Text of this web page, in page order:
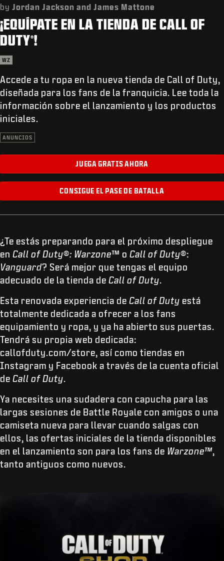
SOPORTE
REDEEM BETA CODE
XBOX GAME PASS
INICIAR SESIÓN
by Jordan Jackson and James Mattone
¡EQUÍPATE EN LA TIENDA DE CALL OF
DUTY®!
WZ
Accede a tu ropa en la nueva tienda de Call of Duty,
diseñada para los fans de la franquicia. Lee toda la
información sobre el lanzamiento y los productos
iniciales.
ANUNCIOS
JUEGA GRATIS AHORA
CONSIGUE EL PASE DE BATALLA
¿Te estás preparando para el próximo despliegue
en Call of Duty®: Warzone™ o Call of Duty®:
Vanguard? Será mejor que tengas el equipo
adecuado de la tienda de Call of Duty.
Esta renovada experiencia de Call of Duty está
totalmente dedicada a ofrecer a los fans
equipamiento y ropa, y ya ha abierto sus puertas.
Tendrá su propia web dedicada:
callofduty.com/store, así como tiendas en
Instagram y Facebook a través de la cuenta oficial
de Call of Duty.
Ya necesites una sudadera con capucha para las
largas sesiones de Battle Royale con amigos o una
camiseta nueva para llevar cuando salgas con
ellos, las ofertas iniciales de la tienda disponibles
en el lanzamiento son para los fans de Warzone™,
tanto antiguos como nuevos.